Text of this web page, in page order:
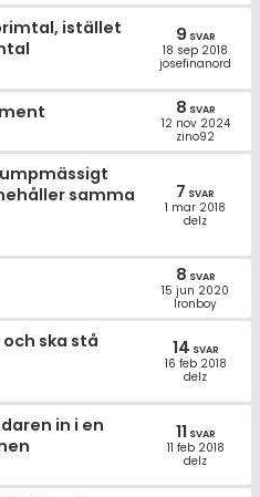
istället
9 SVAR
18 sep 2018
josefinanord
8 SVAR
12 nov 2024
zino92
samma
7 SVAR
1 mar 2018
delz
8 SVAR
15 jun 2020
Ironboy
ska stå
14 SVAR
16 feb 2018
delz
in i en
11 SVAR
11 feb 2018
delz